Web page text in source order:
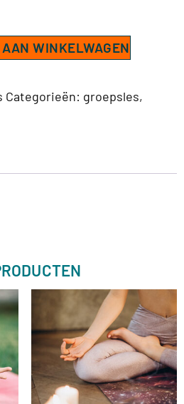
AAN WINKELWAGEN
Categorieën: groepsles,